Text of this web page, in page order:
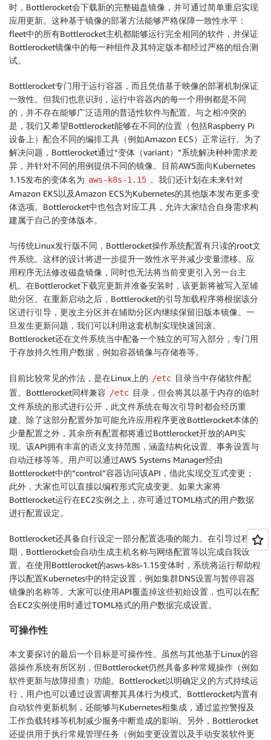
时，Bottlerocket会下载新的完整磁盘镜像，并可通过简单重启实现
应用更新。这种基于镜像的部署方法能够严格保障一致性水平：
fleet中的所有Bottlerocket主机都能够运行完全相同的软件，并保证
Bottlerocket镜像中的每一种组件及其特定版本都经过严格的组合测
试。
Bottlerocket专门用于运行容器，而且凭借基于映像的部署机制保证
一致性。但我们也意识到，运行中容器内的每一个用例都是不同
的，并不存在能够广泛适用的普适性软件与配置。与之相冲突的
是，我们又希望Bottlerocket能够在不同的位置（包括Raspberry Pi
设备上）配合不同的编排工具（例如Amazon ECS）正常运行。为了
解决问题，Bottlerocket通过“变体（variant）”系统解决种种需求差
异，并针对不同的用例提供不同的镜像。目前AWS面向Kubernetes
1.15发布的变体名为 aws-k8s-1.15 。我们还计划在未来针对
Amazon EKS以及Amazon ECS为Kubernetes的其他版本发布更多变
体选项。Bottlerocket中也包含对应工具，允许大家结合自身需求构
建属于自己的变体版本。
与传统Linux发行版不同，Bottlerocket操作系统配置有只读的root文
件系统。这样的设计将进一步提升一致性水平并减少变量漂移。应
用程序无法修改磁盘镜像，同时也无法将当前变更引入另一台主
机。在Bottlerocket下载完更新并准备安装时，该更新将被写入至辅
助分区。在重新启动之后，Bottlerocket的引导加载程序将根据该分
区进行引导，更改主分区并在辅助分区内继续保留旧版本镜像。一
旦发生更新问题，我们可以利用这套机制实现快速回滚。
Bottlerocket还在文件系统当中配备一个独立的可写入部分，专门用
于存放持久性用户数据，例如容器镜像与存储卷等。
目前比较常见的作法，是在Linux上的 /etc 目录当中存储软件配
置。Bottlerocket同样兼容 /etc 目录，但会将其以基于内存的临时
文件系统的形式进行公开，此文件系统在每次引导时都会经历重
建。除了这部分配置外加可能允许应用程序更改Bottlerocket本体的
少量配置之外，其余所有配置都将通过Bottlerocket开放的API实
现。该API拥有丰富的语义支持范围，涵盖结构化设置、事务设置与
自动迁移等等。用户可以通过AWS Systems Manager经由
Bottlerocket中的“control”容器访问该API，借此实现交互式变更；
此外，大家也可以直接以编程形式完成变更。如果大家将
Bottlerocket运行在EC2实例之上，亦可通过TOML格式的用户数据
进行配置设定。
Bottlerocket还具备自行设定一部分配置选项的能力。在引导过程初
期，Bottlerocket会自动生成主机名称与网络配置等以完成自我设
置。在使用Bottlerocket的asws-k8s-1.15变体时，系统将运行帮助程
序以配置Kubernetes中的特定设置，例如集群DNS设置与暂停容器
镜像的名称等。大家可以使用API覆盖掉这些初始设置，也可以在配
合EC2实例使用时通过TOML格式的用户数据完成设置。
可操作性
本文要探讨的最后一个目标是可操作性。虽然与其他基于Linux的容
器操作系统有所区别，但Bottlerocket仍然具备多种常规操作（例如
软件更新与故障排查）功能。Bottlerocket以明确定义的方式持续运
行，用户也可以通过设置调整其具体行为模式。Bottlerocket内置有
自动软件更新机制，还能够与Kubernetes相集成，通过监控警报及
工作负载转移等机制减少服务中断造成的影响。另外，Bottlerocket
还提供用于执行常规管理任务（例如变更设置以及手动安装软件更